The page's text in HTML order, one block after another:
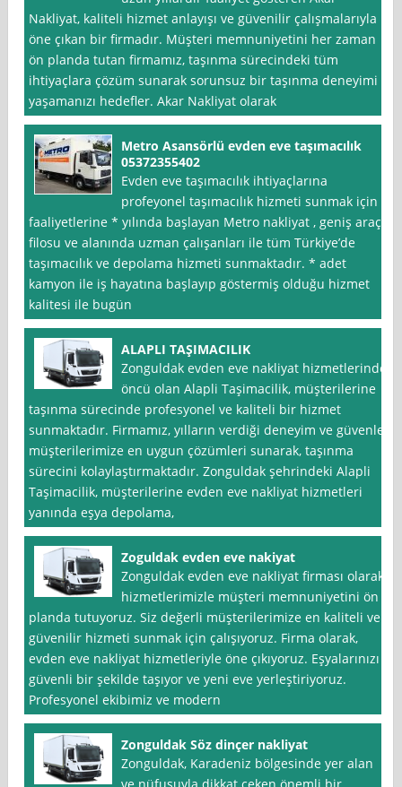
Nakliyat, kaliteli hizmet anlayışı ve güvenilir çalışmalarıyla
öne çıkan bir firmadır. Müşteri memnuniyetini her zaman
ön planda tutan firmamız, taşınma sürecindeki tüm
ihtiyaçlara çözüm sunarak sorunsuz bir taşınma deneyimi
yaşamanızı hedefler. Akar Nakliyat olarak
Metro Asansörlü evden eve taşımacılık
05372355402
Evden eve taşımacılık ihtiyaçlarına
profeyonel taşımacılık hizmeti sunmak için
faaliyetlerine * yılında başlayan Metro nakliyat , geniş araç
filosu ve alanında uzman çalışanları ile tüm Türkiye’de
taşımacılık ve depolama hizmeti sunmaktadır. * adet
kamyon ile iş hayatına başlayıp göstermiş olduğu hizmet
kalitesi ile bugün
ALAPLI TAŞIMACILIK
Zonguldak evden eve nakliyat hizmetlerinde
öncü olan Alapli Taşimacilik, müşterilerine
taşınma sürecinde profesyonel ve kaliteli bir hizmet
sunmaktadır. Firmamız, yılların verdiği deneyim ve güvenle
müşterilerimize en uygun çözümleri sunarak, taşınma
sürecini kolaylaştırmaktadır. Zonguldak şehrindeki Alapli
Taşimacilik, müşterilerine evden eve nakliyat hizmetleri
yanında eşya depolama,
Zoguldak evden eve nakiyat
Zonguldak evden eve nakliyat firması olarak,
hizmetlerimizle müşteri memnuniyetini ön
planda tutuyoruz. Siz değerli müşterilerimize en kaliteli ve
güvenilir hizmeti sunmak için çalışıyoruz. Firma olarak,
evden eve nakliyat hizmetleriyle öne çıkıyoruz. Eşyalarınızı
güvenli bir şekilde taşıyor ve yeni eve yerleştiriyoruz.
Profesyonel ekibimiz ve modern
Zonguldak Söz dinçer nakliyat
Zonguldak, Karadeniz bölgesinde yer alan